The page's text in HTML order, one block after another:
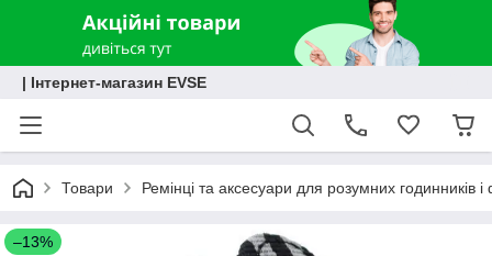
| Інтернет-магазин EVSE
Товари Ремінці та аксесуари для розумних годинників і
–13%